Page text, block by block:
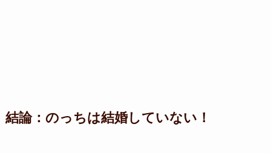
結論：のっちは結婚していない！